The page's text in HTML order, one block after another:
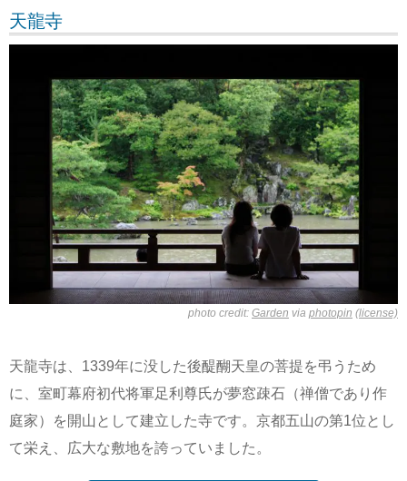
天龍寺
photo credit: Garden via photopin (license)
天龍寺は、1339年に没した後醍醐天皇の菩提を弔うため
に、室町幕府初代将軍足利尊氏が夢窓疎石（禅僧であり作
庭家）を開山として建立した寺です。京都五山の第1位とし
て栄え、広大な敷地を誇っていました。